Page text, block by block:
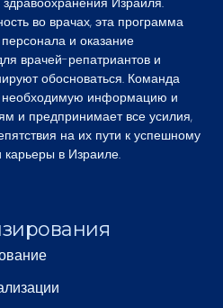
во врачах, эта программа
и оказание
врачей-репатриантов и
обосноваться. Команда
информацию и
и предпринимает все усилия,
на их пути к успешному
в Израиле.